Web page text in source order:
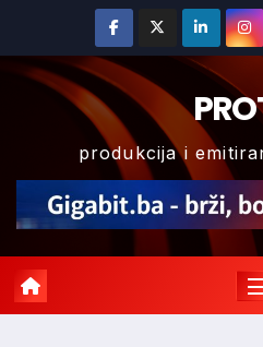
content
produkcija i